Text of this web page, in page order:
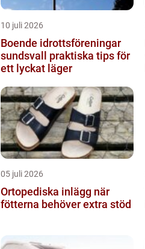
10 juli 2026
Boende idrottsföreningar
sundsvall praktiska tips för
ett lyckat läger
05 juli 2026
Ortopediska inlägg när
fötterna behöver extra stöd